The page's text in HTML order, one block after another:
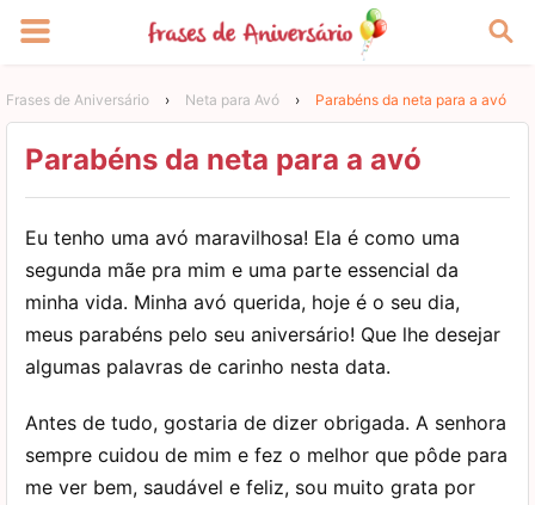
Frases de Aniversário › Neta para Avó › Parabéns da neta para a avó
Parabéns da neta para a avó
Eu tenho uma avó maravilhosa! Ela é como uma
segunda mãe pra mim e uma parte essencial da
minha vida. Minha avó querida, hoje é o seu dia,
meus parabéns pelo seu aniversário! Que lhe desejar
algumas palavras de carinho nesta data.
Antes de tudo, gostaria de dizer obrigada. A senhora
sempre cuidou de mim e fez o melhor que pôde para
me ver bem, saudável e feliz, sou muito grata por